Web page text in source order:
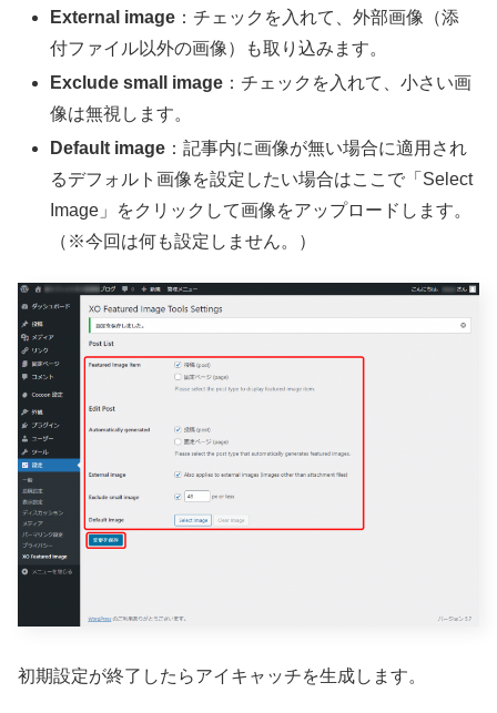
External image ：チェックを入れて、外部画像（添
付ファイル以外の画像）も取り込みます。
Exclude small image ：チェックを入れて、小さい画
像は無視します。
Default image ：記事内に画像が無い場合に適用され
るデフォルト画像を設定したい場合はここで「Select
Image」をクリックして画像をアップロードします。
（※今回は何も設定しません。）
初期設定が終了したらアイキャッチを生成します。